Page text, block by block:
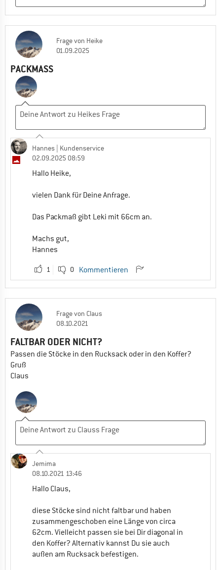
Fragevon Heike
01.09.2025
PACKMASS
Hannes | Kundenservice
02.09.2025 08:59
Hallo Heike,
vielen Dank für Deine Anfrage.
Das Packmaß gibt Leki mit 66cm an.
Machs gut,
Hannes
1 0 Kommentieren
Fragevon Claus
08.10.2021
FALTBAR ODER NICHT?
Passen die Stöcke in den Rucksack oder in den Koffer?
Gruß
Claus
Jemima
08.10.2021 13:46
Hallo Claus,
diese Stöcke sind nicht faltbar und haben
zusammengeschoben eine Länge von circa
62cm. Vielleicht passen sie bei Dir diagonal in
den Koffer? Alternativ kannst Du sie auch
außen am Rucksack befestigen.